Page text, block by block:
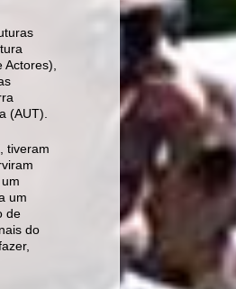
(AUT).
tiveram
um
de
do